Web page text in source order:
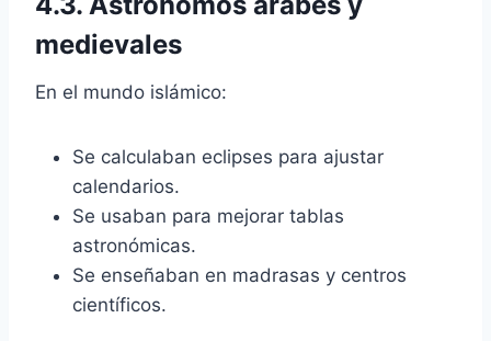
medievales
En el mundo islámico:
Se calculaban eclipses para ajustar
calendarios.
Se usaban para mejorar tablas
astronómicas.
Se enseñaban en madrasas y centros
científicos.